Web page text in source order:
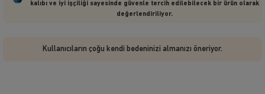
kalıbı ve iyi işçiliği sayesinde güvenle tercih edilebilecek bir ürün olarak
değerlendiriliyor.
Kullanıcıların çoğu kendi bedeninizi almanızı öneriyor.